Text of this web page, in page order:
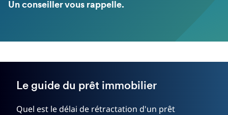
Un conseiller vous rappelle.
Le guide du prêt immobilier
Quel est le délai de rétractation d'un prêt